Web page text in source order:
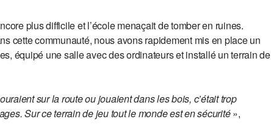
plus difficile et l’école menaçait de tomber en ruines.
cette communauté, nous avons rapidement mis en place un
équipé une salle avec des ordinateurs et installé un terrain de
sur la route ou jouaient dans les bois, c’était trop
Sur ce terrain de jeu tout le monde est en sécurité»,